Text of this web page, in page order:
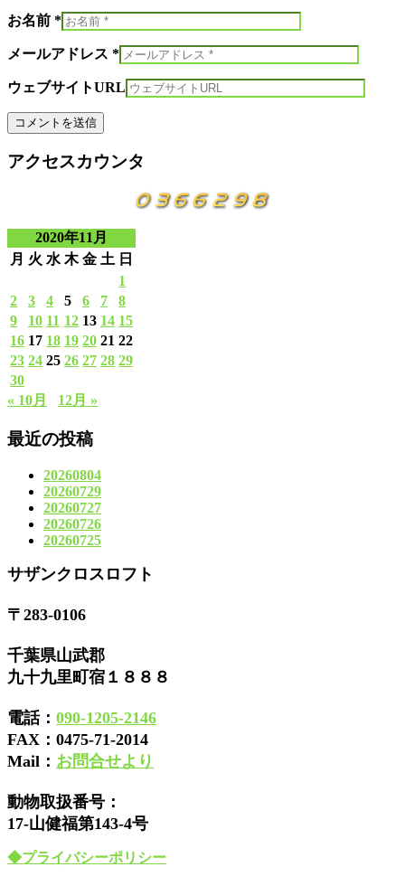
お名前 *
メールアドレス *
ウェブサイトURL
アクセスカウンタ
2020年11月
月 火 水 木 金 土 日
1
2
3 4 5 6 7
8
9
10 11 12 13 14 15
16 17 18 19 20 21 22
23 24 25 26 27 28 29
30
« 10月
12月 »
最近の投稿
20260804
20260729
20260727
20260726
20260725
サザンクロスロフト
〒283-0106
千葉県山武郡
九十九里町宿１８８８
電話： 090-1205-2146
FAX： 0475-71-2014
Mail： お問合せより
動物取扱番号：
17-山健福第143-4号
◆プライバシーポリシー